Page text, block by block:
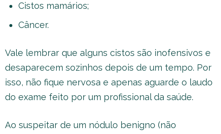
Cistos mamários;
Câncer.
Vale lembrar que alguns cistos são inofensivos e
desaparecem sozinhos depois de um tempo. Por
isso, não fique nervosa e apenas aguarde o laudo
do exame feito por um profissional da saúde.
Ao suspeitar de um nódulo benigno (não